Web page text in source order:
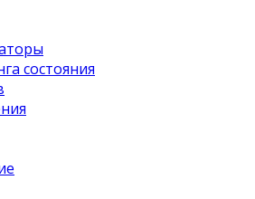
состояния